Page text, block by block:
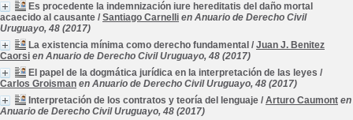
Es procedente la indemnización iure hereditatis del daño mortal
acaecido al causante / Santiago Carnelli en Anuario de Derecho Civil
Uruguayo, 48 (2017)
La existencia mínima como derecho fundamental / Juan J. Benitez
Caorsi en Anuario de Derecho Civil Uruguayo, 48 (2017)
El papel de la dogmática jurídica en la interpretación de las leyes /
Carlos Groisman en Anuario de Derecho Civil Uruguayo, 48 (2017)
Interpretación de los contratos y teoría del lenguaje / Arturo Caumont en
Anuario de Derecho Civil Uruguayo, 48 (2017)